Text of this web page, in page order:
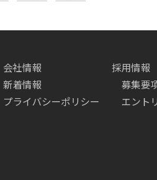
会社情報
新着情報
プライバシーポリシー
採用情報
募集要
エント